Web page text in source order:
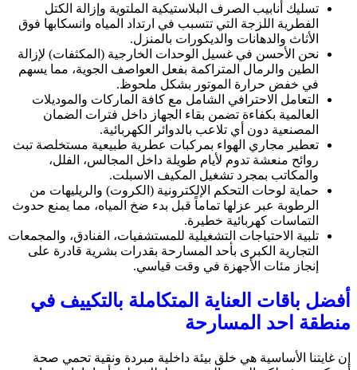
تسليك أنابيب الصرف البلاستيكية الملتوية وإزالة الكتل
الفطرية اللزجة التي تتسبب في ارتداد المياه وانسكابها فوق
الأثاث والدهانات والديكورات بالمنزل.
نحن الأحسن في غسيل الوحدات الخارجية (المكثفات) لإزالة
الطين والرمال المتراكمة بفعل العواصف الجوية، مما يسهم
في خفض حرارة الموتور بشكل ملحوظ.
التعامل الاحترافي الشامل مع كافة الماركات والموديلات
العالمية بكفاءة تضمن بقاء الجهاز داخل فترات الضمان
المصنعية دون أي تلاعب بالدوائر الكهربائية.
تعطير مجاري الهواء بمركبات عطرية طبيعية مستخلصة تبث
روائح منعشة تدوم لأيام طويلة داخل المجالس، الفلل،
والمكاتب بمجرد تشغيل المكيف الاسبلت.
حماية لوحات التحكم الإلكترونية (الكروت) والريليهات من
الرطوبة عبر عزلها تماماً قبل بدء ضخ المياه، مما يمنع حدوث
التماسات كهربائية خطيرة.
تلبية الاحتياجات التشغيلية للمستشفيات، الفنادق، والمجمعات
التجارية الكبرى بأحد المسارحة بقدرات بشرية قادرة على
إنجاز مئات الأجهزة في وقت قياسي.
أفضل باقات العناية المتكاملة بالتكييف في
منطقة احد المسارحة
إن غايتنا الأساسية هي خلق بيئة داخلية مبردة ونقية تحمي صحة